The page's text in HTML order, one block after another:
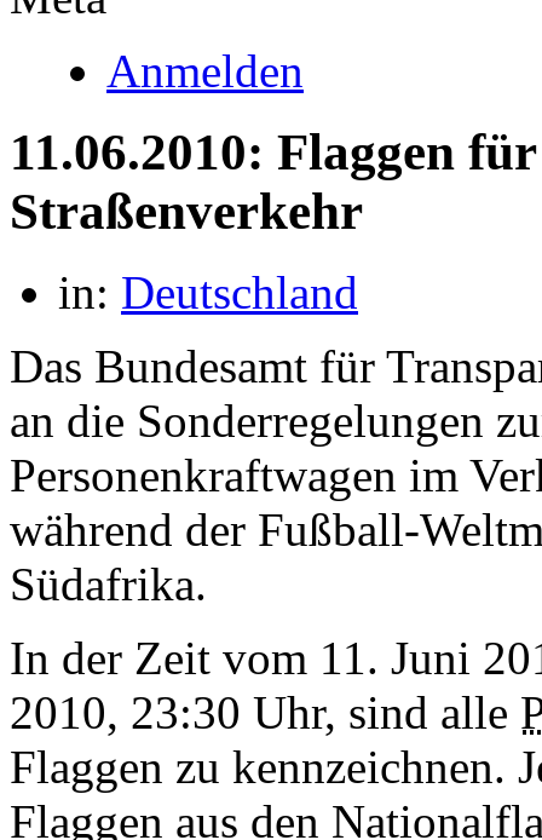
Anmelden
11.06.2010: Flaggen
Straßenverkehr
in: Deutschland
Das Bundesamt für
an die Sonderregelungen
Personenkraftwagen im
während der Fußball-
Südafrika.
In der Zeit vom 11. Juni
2010, 23:30 Uhr, sind alle
Flaggen zu kennzeichnen.
Flaggen aus den